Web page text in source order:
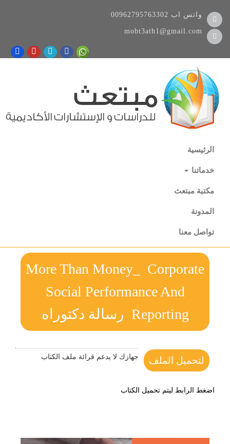
00962795763302 واتس اب
mobt3ath1@gmail.com
الرئيسية
خدماتنا
مكتبة مبتعث
المدونة
تواصل معنا
More Than Money_ Corporate
Social Performance And
Reporting رسالة دكتوراه
لتحميل الملف جهازك لا يدعم قرائة ملف الكتاب
اضغط الرابط ليتم تحميل الكتاب